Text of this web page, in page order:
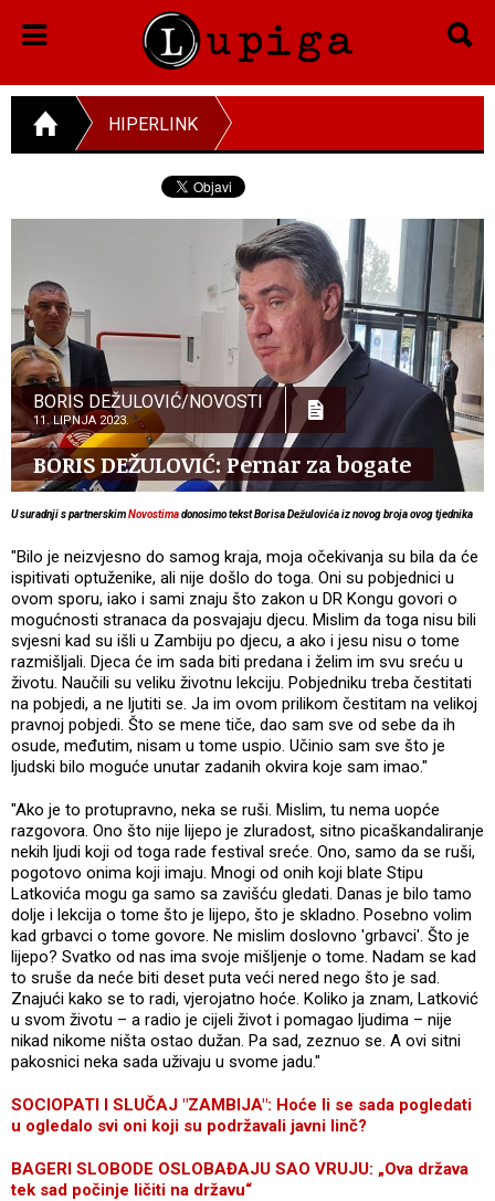
HIPERLINK
BORIS DEŽULOVIĆ/NOVOSTI
11. LIPNJA 2023.
BORIS DEŽULOVIĆ: Pernar za bogate
U suradnji s partnerskimNovostimadonosimo tekst Borisa Dežulovića iz novog broja ovog tjednika
"Bilo je neizvjesno do samog kraja, moja očekivanja su bila da će
ispitivati optuženike, ali nije došlo do toga. Oni su pobjednici u
ovom sporu, iako i sami znaju što zakon u DR Kongu govori o
mogućnosti stranaca da posvajaju djecu. Mislim da toga nisu bili
svjesni kad su išli u Zambiju po djecu, a ako i jesu nisu o tome
razmišljali. Djeca će im sada biti predana i želim im svu sreću u
životu. Naučili su veliku životnu lekciju. Pobjedniku treba čestitati
na pobjedi, a ne ljutiti se. Ja im ovom prilikom čestitam na velikoj
pravnoj pobjedi. Što se mene tiče, dao sam sve od sebe da ih
osude, međutim, nisam u tome uspio. Učinio sam sve što je
ljudski bilo moguće unutar zadanih okvira koje sam imao."
"Ako je to protupravno, neka se ruši. Mislim, tu nema uopće
razgovora. Ono što nije lijepo je zluradost, sitno picaškandaliranje
nekih ljudi koji od toga rade festival sreće. Ono, samo da se ruši,
pogotovo onima koji imaju. Mnogi od onih koji blate Stipu
Latkovića mogu ga samo sa zavišću gledati. Danas je bilo tamo
dolje i lekcija o tome što je lijepo, što je skladno. Posebno volim
kad grbavci o tome govore. Ne mislim doslovno 'grbavci'. Što je
lijepo? Svatko od nas ima svoje mišljenje o tome. Nadam se kad
to sruše da neće biti deset puta veći nered nego što je sad.
Znajući kako se to radi, vjerojatno hoće. Koliko ja znam, Latković
u svom životu – a radio je cijeli život i pomagao ljudima – nije
nikad nikome ništa ostao dužan. Pa sad, zeznuo se. A ovi sitni
pakosnici neka sada uživaju u svome jadu."
SOCIOPATI I SLUČAJ "ZAMBIJA": Hoće li se sada pogledati
u ogledalo svi oni koji su podržavali javni linč?
BAGERI SLOBODE OSLOBAĐAJU SAO VRUJU: „Ova država
tek sad počinje ličiti na državu“